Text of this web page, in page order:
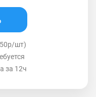
шт)
за 12ч